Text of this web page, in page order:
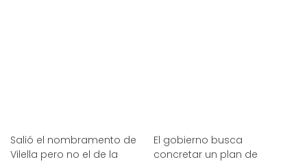
Salió el nombramento de
Vilella pero no el de la
El gobierno busca
concretar un plan de